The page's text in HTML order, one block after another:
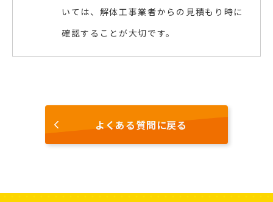
いては、解体工事業者からの見積もり時に
確認することが大切です。
よくある質問に戻る